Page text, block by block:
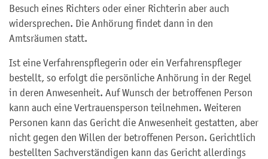
Besuch eines Richters oder einer Richterin aber auch
widersprechen. Die Anhörung findet dann in den
Amtsräumen statt.
Ist eine Verfahrenspflegerin oder ein Verfahrenspfleger
bestellt, so erfolgt die persönliche Anhörung in der Regel
in deren Anwesenheit. Auf Wunsch der betroffenen Person
kann auch eine Vertrauensperson teilnehmen. Weiteren
Personen kann das Gericht die Anwesenheit gestatten, aber
nicht gegen den Willen der betroffenen Person. Gerichtlich
bestellten Sachverständigen kann das Gericht allerdings